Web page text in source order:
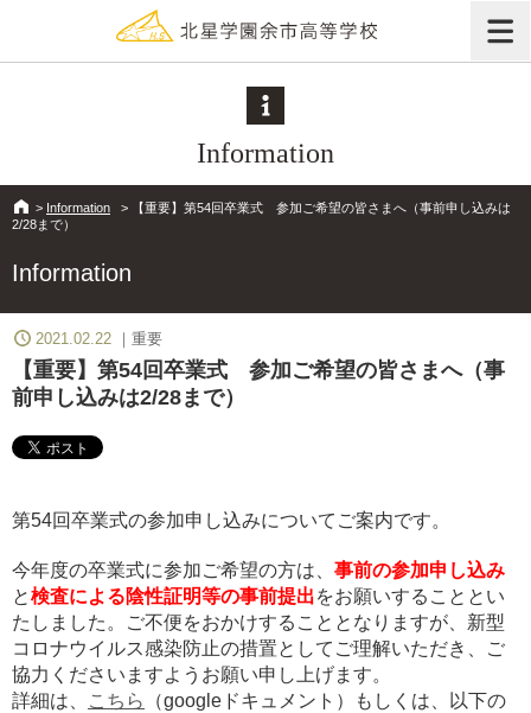
Information
> Information >
【重要】第54回卒業式 参加ご希望の皆さまへ（事前申し込みは
2/28まで）
Information
2021.02.22 重要
【重要】第54回卒業式 参加ご希望の皆さまへ（事
前申し込みは2/28まで）
第54回卒業式の参加申し込みについてご案内です。
今年度の卒業式に参加ご希望の方は、 事前の参加申し込み
と検査による陰性証明等の事前提出をお願いすることとい
たしました。ご不便をおかけすることとなりますが、新型
コロナウイルス感染防止の措置としてご理解いただき、ご
協力くださいますようお願い申し上げます。
詳細は、
こちら
（googleドキュメント）もしくは、以下の